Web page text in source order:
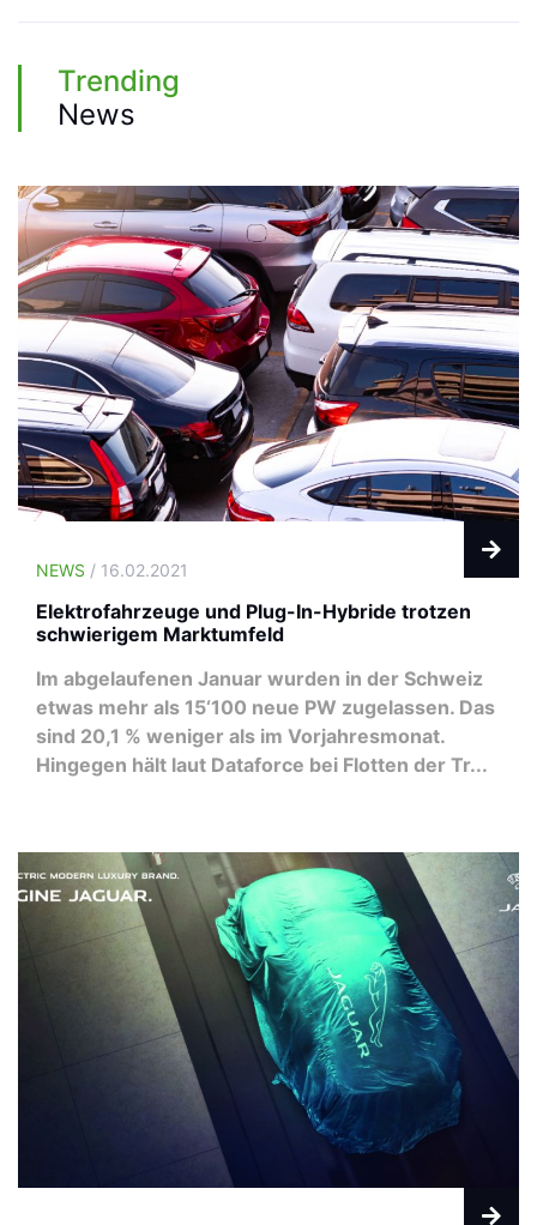
Trending
News
NEWS / 16.02.2021
Elektrofahrzeuge und Plug-In-Hybride trotzen
schwierigem Marktumfeld
Im abgelaufenen Januar wurden in der Schweiz
etwas mehr als 15‘100 neue PW zugelassen. Das
sind 20,1 % weniger als im Vorjahresmonat.
Hingegen hält laut Dataforce bei Flotten der Tr...